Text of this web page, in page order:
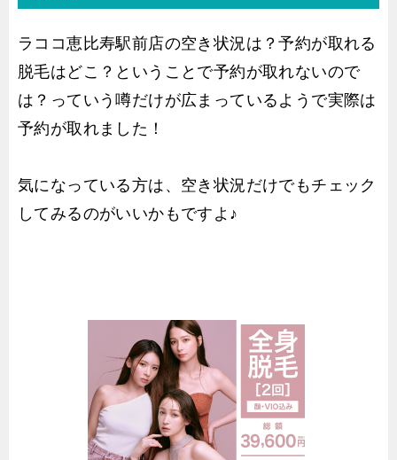
ラココ恵比寿駅前店の空き状況は？予約が取れる
脱毛はどこ？ということで予約が取れないので
は？っていう噂だけが広まっているようで実際は
予約が取れました！
気になっている方は、空き状況だけでもチェック
してみるのがいいかもですよ♪